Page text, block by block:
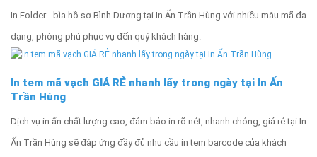
In Folder - bìa hồ sơ Bình Dương tại In Ấn Trần Hùng với nhiều mẫu mã đa
dạng, phòng phú phục vụ đến quý khách hàng.
In tem mã vạch GIÁ RẺ nhanh lấy trong ngày tại In Ấn
Trần Hùng
Dịch vụ in ấn chất lượng cao, đảm bảo in rõ nét, nhanh chóng, giá rẻ tại In
Ấn Trần Hùng sẽ đáp ứng đầy đủ nhu cầu in tem barcode của khách